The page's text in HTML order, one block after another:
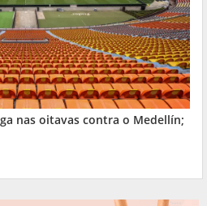
nas oitavas contra o Medellín;